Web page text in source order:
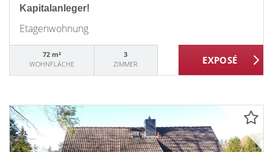
Kapitalanleger!
Etagenwohnung
72 m²
WOHNFLÄCHE
3
ZIMMER